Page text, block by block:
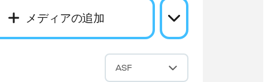
メディアの追加
ASF